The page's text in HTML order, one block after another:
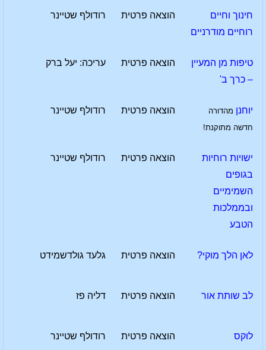
חינוך וחיים
רוחיים מודרניים
הוצאה פרטית רודולף שטיינר
טיפות מן המעיין
– כרך ב'
הוצאה פרטית עריכה: יעל ברק
יוחנן מהדורה
חדשה מתוקנת!
הוצאה פרטית רודולף שטיינר
ישויות רוחיות
בגופים
השמימיים
ובממלכות
הטבע
הוצאה פרטית רודולף שטיינר
לאן הלך מוקי? הוצאה פרטית גלעד גולדשמידט
לב שותת אור הוצאה פרטית דליה פז
לוקס הוצאה פרטית רודולף שטיינר